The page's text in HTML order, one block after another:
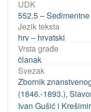
UDK
552.5 –
Jezik teksta
hrv – hrvatski
Vrsta građe
članak
Svezak
Zbornik
(1846.-1893.),
Ivan Gušić i